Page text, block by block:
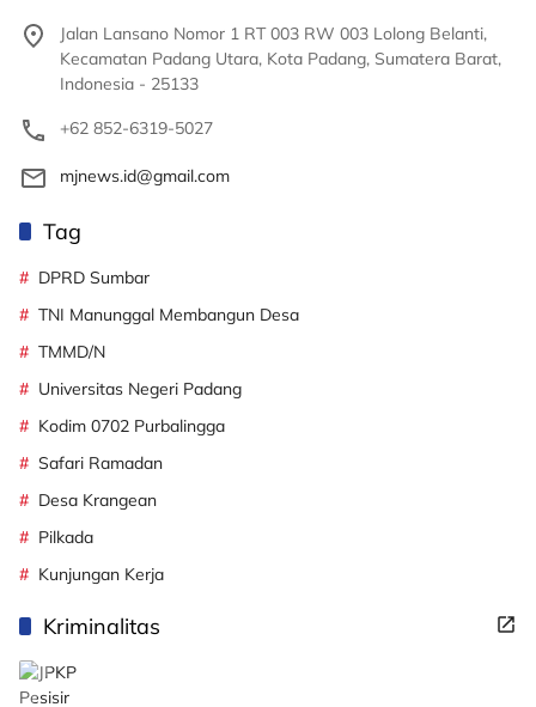
Jalan Lansano Nomor 1 RT 003 RW 003 Lolong Belanti,
Kecamatan Padang Utara, Kota Padang, Sumatera Barat,
Indonesia - 25133
+62 852-6319-5027
mjnews.id@gmail.com
Tag
DPRD Sumbar
TNI Manunggal Membangun Desa
TMMD/N
Universitas Negeri Padang
Kodim 0702 Purbalingga
Safari Ramadan
Desa Krangean
Pilkada
Kunjungan Kerja
Kriminalitas